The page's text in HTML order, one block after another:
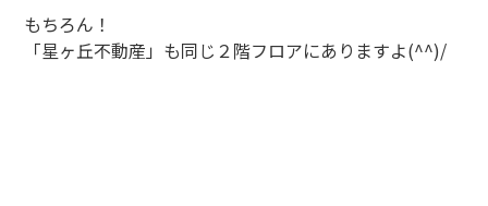
もちろん！
「星ヶ丘不動産」も同じ２階フロアにありますよ(^^)/